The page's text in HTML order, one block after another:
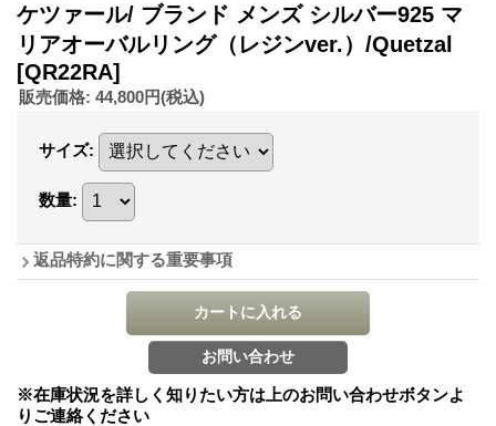
ケツァール/ ブランド メンズ シルバー925 マ
リアオーバルリング（レジンver.）/Quetzal
[QR22RA]
販売価格: 44,800円(税込)
サイズ:
数量:
返品特約に関する重要事項
※在庫状況を詳しく知りたい方は上のお問い合わせボタンよ
りご連絡ください